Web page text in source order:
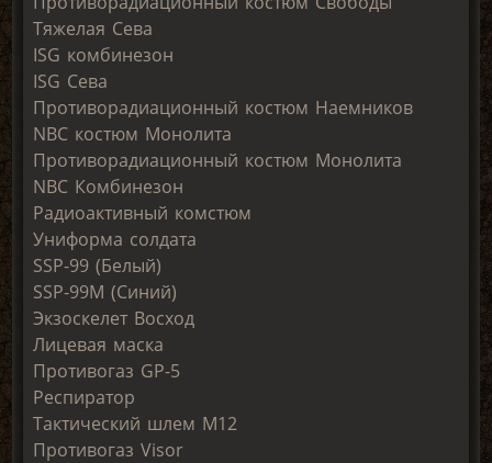
Тяжелая Сева
ISG комбинезон
ISG Сева
Противорадиационный костюм Наемников
NBC костюм Монолита
Противорадиационный костюм Монолита
NBC Комбинезон
Радиоактивный комстюм
Униформа солдата
SSP-99 (Белый)
SSP-99M (Синий)
Экзоскелет Восход
Лицевая маска
Противогаз GP-5
Респиратор
Тактический шлем M12
Противогаз Visor